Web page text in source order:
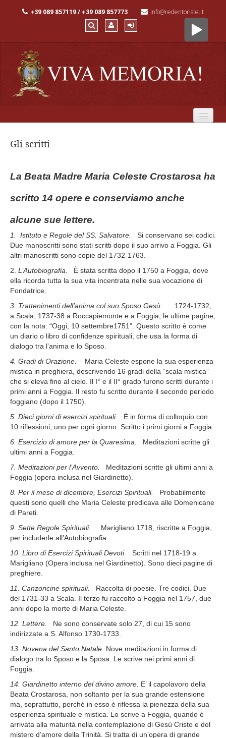
+39 089 857119 / +39 089 857773 info@redentoriste.it
Preghiera
Irradiazione
Photogallery
News
Contatti
Gli scritti
La Beata Madre Maria Celeste Crostarosa ha
scritto 14 opere e conserviamo anche
alcune sue lettere.
1. Istituto e Regole del SS. Salvatore.
Si conservano sei codici.
Due manoscritti sono stati scritti dopo il suo arrivo a Foggia. Gli
altri manoscritti sono copie del 1732-1763.
2. L’Autobiografia.
È stata scritta dopo il 1750 a Foggia, dove
ella ricorda tutta la sua vita incentrata nelle sua vocazione di
Fondatrice.
3. Trattenimenti dell’anima col suo Sposo Gesù.
1724-1732,
a Scala, 1737-38 a Roccapiemonte e a Foggia, le ultime pagine,
con la nota: “Oggi, 10 settembre1751”. Questo scritto è come
un diario o libro di confidenze spirituali, che usa la forma di
dialogo tra l’anima e lo Sposo.
4. Gradi di Orazione.
Maria Celeste espone la sua esperienza
mistica in preghiera, descrivendo 16 gradi della “scala mistica”
che si eleva fino al cielo. Il I° e il II° grado furono scritti durante i
primi anni a Foggia. Il resto fu scritto durante il secondo periodo
foggiano (dopo il 1750).
5. Dieci giorni di esercizi spirituali.
È in forma di colloquio con
10 riflessioni, uno per ogni giorno. Scritto i primi giorni a Foggia.
6. Esercizio di amore per la Quaresima.
Meditazioni scritte gli
ultimi anni a Foggia.
7. Meditazioni per l’Avvento.
Meditazioni scritte gli ultimi anni a
Foggia (opera inclusa nel Giardinetto).
8. Per il mese di dicembre, Esercizi Spirituali.
Probabilmente
questi sono quelli che Maria Celeste predicava alle Domenicane
di Pareti.
9. Sette Regole Spirituali.
Marigliano 1718, riscritte a Foggia,
per includerle all’Autobiografia.
10. Libro di Esercizi Spirituali Devoti.
Scritti nel 1718-19 a
Marigliano (Opera inclusa nel Giardinetto). Sono dieci pagine di
preghiere.
11. Canzoncine spirituali.
Raccolta di poesie. Tre codici. Due
del 1731-33 a Scala. Il terzo fu raccolto a Foggia nel 1757, due
anni dopo la morte di Maria Celeste.
12. Lettere.
Ne sono conservate solo 27, di cui 15 sono
indirizzate a S. Alfonso 1730-1733.
13. Novena del Santo Natale. Nove meditazioni in forma di
dialogo tra lo Sposo e la Sposa. Le scrive nei primi anni di
Foggia.
14. Giardinetto interno del divino amore. E’ il capolavoro della
Beata Crostarosa, non soltanto per la sua grande estensione
ma, soprattutto, perché in esso è riflessa la pienezza della sua
esperienza spirituale e mistica. Lo scrive a Foggia, quando è
arrivata alla maturità nella contemplazione di Gesù Cristo e del
mistero d’amore della Trinità. Si tratta di un’opera di grande